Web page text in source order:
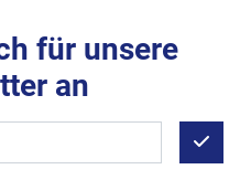
für unsere
an